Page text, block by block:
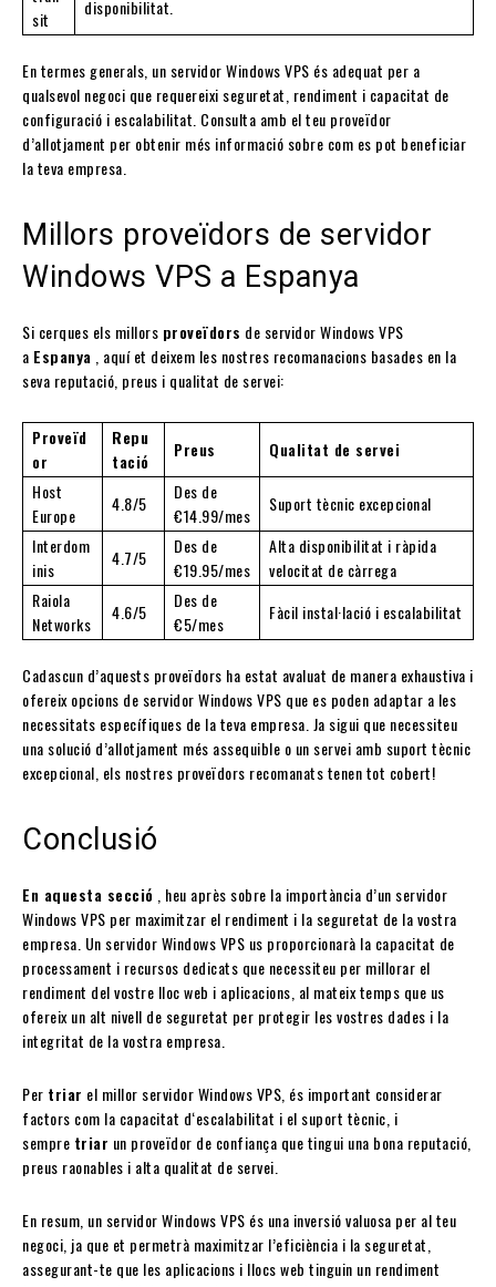
sit
disponibilitat.
En termes generals, un servidor Windows VPS és adequat per a
qualsevol negoci que requereixi seguretat, rendiment i capacitat de
configuració i escalabilitat. Consulta amb el teu proveïdor
d’allotjament per obtenir més informació sobre com es pot beneficiar
la teva empresa.
Millors proveïdors de servidor
Windows VPS a Espanya
Si cerques els millors proveïdors de servidor Windows VPS
a Espanya , aquí et deixem les nostres recomanacions basades en la
seva reputació, preus i qualitat de servei:
Proveïd
or
Repu
tació
Preus
Qualitat de servei
Host
Europe
4.8/5
Des de
€14.99/mes
Suport tècnic excepcional
Interdom
inis
4.7/5
Des de
€19.95/mes
Alta disponibilitat i ràpida
velocitat de càrrega
Raiola
Networks
4.6/5
Des de
€5/mes
Fàcil instal·lació i escalabilitat
Cadascun d’aquests proveïdors ha estat avaluat de manera exhaustiva i
ofereix opcions de servidor Windows VPS que es poden adaptar a les
necessitats específiques de la teva empresa. Ja sigui que necessiteu
una solució d’allotjament més assequible o un servei amb suport tècnic
excepcional, els nostres proveïdors recomanats tenen tot cobert!
Conclusió
En aquesta secció , heu après sobre la importància d’un servidor
Windows VPS per maximitzar el rendiment i la seguretat de la vostra
empresa. Un servidor Windows VPS us proporcionarà la capacitat de
processament i recursos dedicats que necessiteu per millorar el
rendiment del vostre lloc web i aplicacions, al mateix temps que us
ofereix un alt nivell de seguretat per protegir les vostres dades i la
integritat de la vostra empresa.
Per triar el millor servidor Windows VPS, és important considerar
factors com la capacitat dʻescalabilitat i el suport tècnic, i
sempre triar un proveïdor de confiança que tingui una bona reputació,
preus raonables i alta qualitat de servei.
En resum, un servidor Windows VPS és una inversió valuosa per al teu
negoci, ja que et permetrà maximitzar l’eficiència i la seguretat,
assegurant-te que les aplicacions i llocs web tinguin un rendiment